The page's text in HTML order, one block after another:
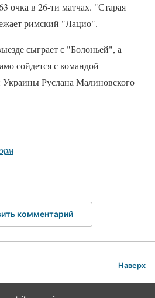
очка в 26-ти матчах. "Старая
римский "Лацио".
сыграет с "Болоньей", а
сойдется с командой
Руслана Малиновского
комментарий
Наверх